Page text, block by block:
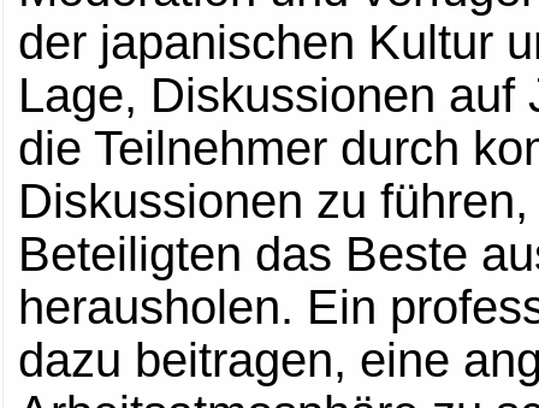
der japanischen Kultur
Lage, Diskussionen auf
die Teilnehmer durch
Diskussionen zu
Beteiligten das Beste
herausholen. Ein
dazu beitragen, eine